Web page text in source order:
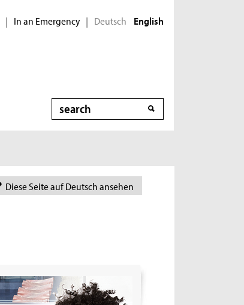
| In an Emergency | Deutsch English
Search
Diese Seite auf Deutsch ansehen